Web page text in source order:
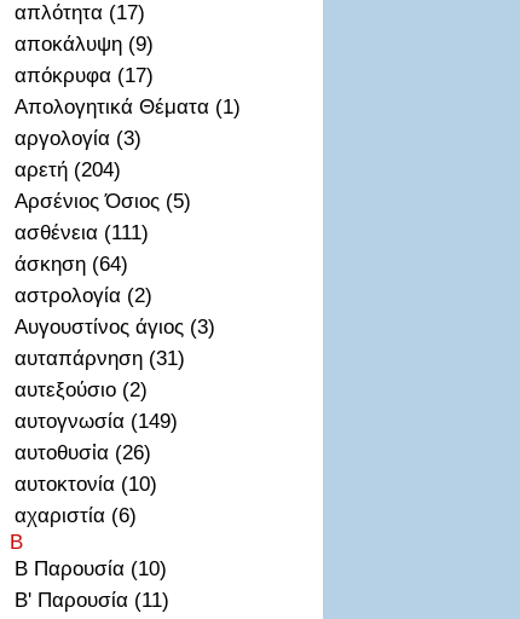
απλότητα (17)
αποκάλυψη (9)
απόκρυφα (17)
Απολογητικά Θέματα (1)
αργολογία (3)
αρετή (204)
Αρσένιος Όσιος (5)
ασθένεια (111)
άσκηση (64)
αστρολογία (2)
Αυγουστίνος άγιος (3)
αυταπάρνηση (31)
αυτεξούσιο (2)
αυτογνωσία (149)
αυτοθυσἰα (26)
αυτοκτονία (10)
αχαριστία (6)
Β
Β Παρουσία (10)
Β' Παρουσία (11)